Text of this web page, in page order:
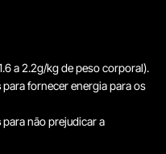
a 2.2g/kg de peso corporal).
para fornecer energia para os
para não prejudicar a